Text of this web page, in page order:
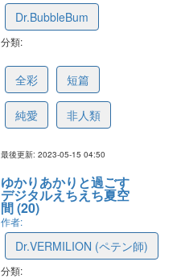
Dr.BubbleBum
分類:
全彩 短篇
純愛 非人類
最後更新: 2023-05-15 04:50
ゆかりあかりと過ごす
デジタルえちえち夏空
間 (20)
作者:
Dr.VERMILION (ペテン師)
分類: